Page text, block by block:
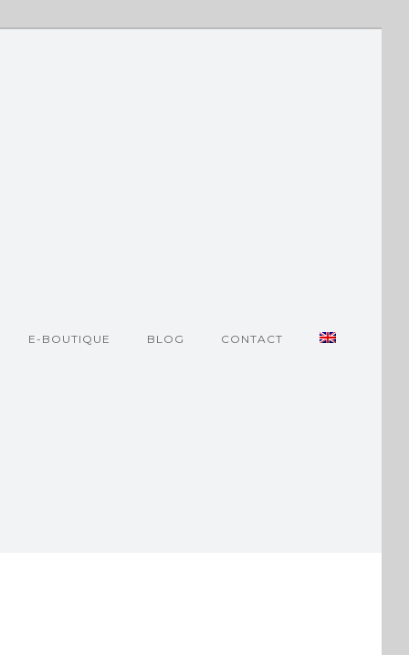
E-BOUTIQUE BLOG CONTACT